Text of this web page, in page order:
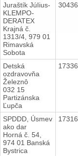
Juraštík JúIius-
KLEMPO-
DERATEX
Krajná č.
1313/4, 979 01
Rimavská
Sobota
Detská
ozdravovňa
Železnô
032 15
Partizánska
Ľupča
SPDDD, Úsmev
ako dar
Horná č. 54,
974 01 Banská
Bystrica